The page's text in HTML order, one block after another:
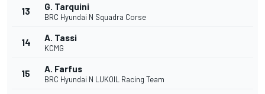
13 G. Tarquini
BRC Hyundai N Squadra Corse
14 A. Tassi
KCMG
15 A. Farfus
BRC Hyundai N LUKOIL Racing Team